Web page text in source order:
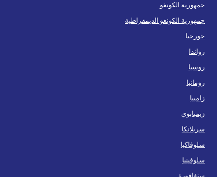
جمهورية الكونغو
جمهورية الكونغو الديمقراطية
جورجيا
رواندا
روسيا
رومانيا
زامبيا
زيمبابوي
سريلانكا
سلوفاكيا
سلوفينيا
سنغافورة